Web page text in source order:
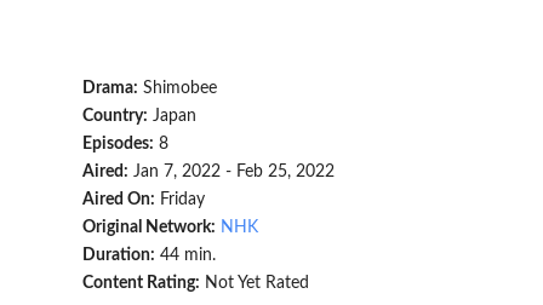
Drama: Shimobee
Country: Japan
Episodes: 8
Aired: Jan 7, 2022 - Feb 25, 2022
Aired On: Friday
Original Network: NHK
Duration: 44 min.
Content Rating: Not Yet Rated